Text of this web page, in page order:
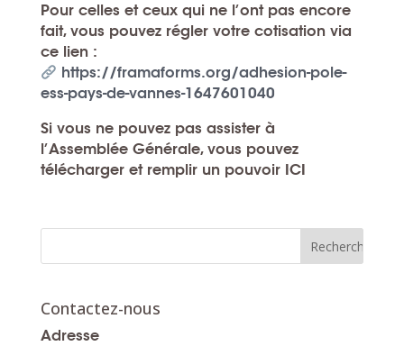
Pour celles et ceux qui ne l’ont pas encore
fait, vous pouvez régler votre cotisation via
ce lien :
https://framaforms.org/adhesion-pole-
ess-pays-de-vannes-1647601040
Si vous ne pouvez pas assister à
l’Assemblée Générale, vous pouvez
télécharger et remplir un pouvoirICI
Contactez-nous
Adresse